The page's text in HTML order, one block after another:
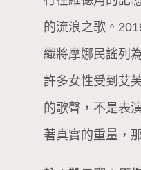
的流浪之歌。
織將摩娜民謠列
許多女性受到艾
的歌聲，不是表
著真實的重量，